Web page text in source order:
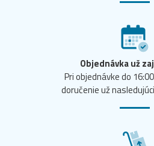
Objednávka už
Pri objednávke do
doručenie už